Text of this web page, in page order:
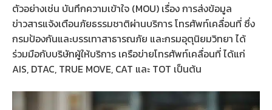
ตัวอย่างเช่น บันทึกความเข้าใจ (MOU) เรื่อง การส่งข้อมูล
ข่าวสารแจ้งเตือนภัยธรรมชาติผ่านบริการ โทรศัพท์เคลื่อนที่ ซึ่ง
กรมป้องกันและบรรเทาสาธารณภัย และกรมอุตุนิยมวิทยา ได้
ร่วมมือกับบริษัทผู้ให้บริการ เครือข่ายโทรศัพท์เคลื่อนที่ ได้แก่
AIS, DTAC, TRUE MOVE, CAT และ TOT เป็นต้น